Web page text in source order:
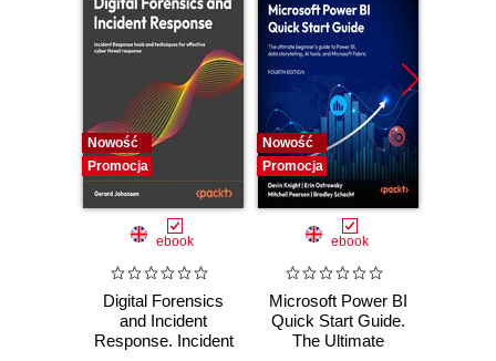
Nowość
Promocja
ebook
Digital Forensics
and Incident
Response. Incident
Nowość
Promocja
ebook
Microsoft Power BI
Quick Start Guide.
The Ultimate